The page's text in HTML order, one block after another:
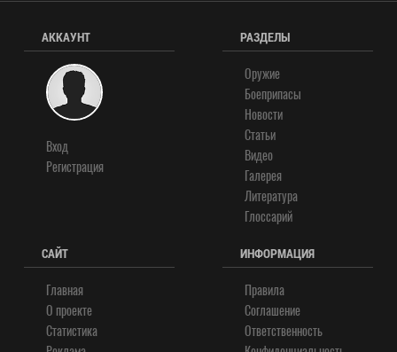
АККАУНТ
Вход
Регистрация
РАЗДЕЛЫ
Оружие
Боеприпасы
Новости
Статьи
Видео
Галерея
Литература
Глоссарий
САЙТ
Главная
О проекте
Статистика
ИНФОРМАЦИЯ
Правила
Соглашение
Ответственность